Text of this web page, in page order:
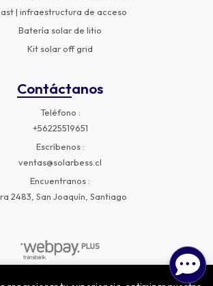
| infraestructura de acceso
Batería solar de litio
Kit solar off grid
Contáctanos
Teléfono
+56225519651
Escríbenos
ventas@solarbess.cl
Encuentranos
2483, San Joaquín, Santiago